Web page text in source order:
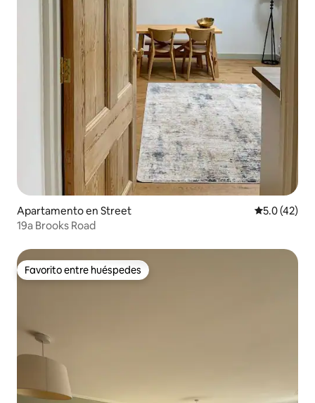
Apartamento en Street Calificación
5.0 (42)
19a Brooks Road
Favorito entre huéspedes
Favorito entre huéspedes